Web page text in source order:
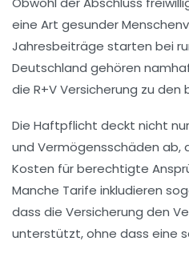
eine Art gesunder
Jahresbeiträge starten bei
Deutschland gehören
die R+V Versicherung zu
Die Haftpflicht deckt nicht
und Vermögensschäden ab,
Kosten für berechtigte
Manche Tarife inkludieren
dass die Versicherung den
unterstützt, ohne dass eine